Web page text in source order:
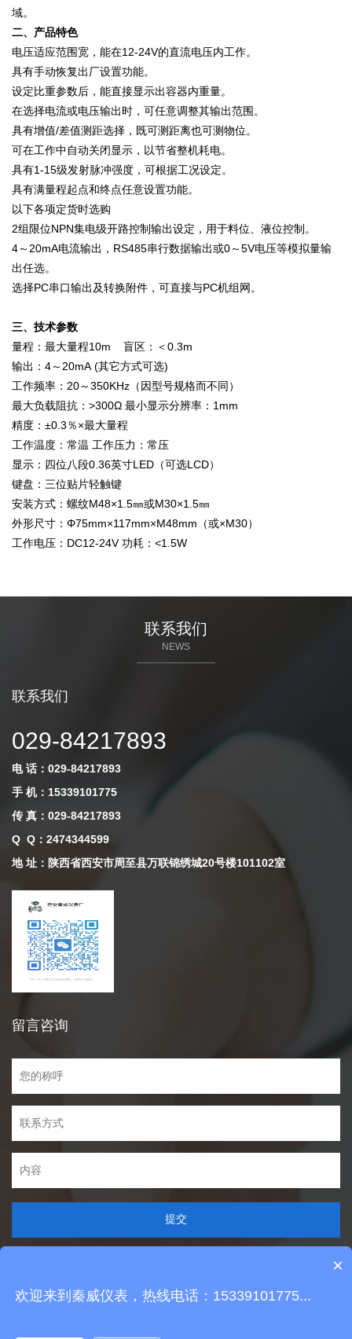
域。
二、产品特色
电压适应范围宽，能在12-24V的直流电压内工作。
具有手动恢复出厂设置功能。
设定比重参数后，能直接显示出容器内重量。
在选择电流或电压输出时，可任意调整其输出范围。
具有增值/差值测距选择，既可测距离也可测物位。
可在工作中自动关闭显示，以节省整机耗电。
具有1-15级发射脉冲强度，可根据工况设定。
具有满量程起点和终点任意设置功能。
以下各项定货时选购
2组限位NPN集电级开路控制输出设定，用于料位、液位控制。
4～20mA电流输出，RS485串行数据输出或0～5V电压等模拟量输
出任选。
选择PC串口输出及转换附件，可直接与PC机组网。
三、技术参数
量程：最大量程10m 盲区：＜0.3m
输出：4～20mA (其它方式可选)
工作频率：20～350KHz（因型号规格而不同）
最大负载阻抗：>300Ω 最小显示分辨率：1mm
精度：±0.3％×最大量程
工作温度：常温 工作压力：常压
显示：四位八段0.36英寸LED（可选LCD）
键盘：三位贴片轻触键
安装方式：螺纹M48×1.5㎜或M30×1.5㎜
外形尺寸：Φ75mm×117mm×M48mm（或×M30）
工作电压：DC12-24V 功耗：<1.5W
联系我们
NEWS
联系我们
029-84217893
电 话：029-84217893
手 机：15339101775
传 真：029-84217893
Q Q ： 2474344599
地 址：陕西省西安市周至县万联锦绣城20号楼101102室
留言咨询
提交
Copyright © 2021 029qw.com All Rights Reserved
×
欢迎来到秦威仪表，热线电话：15339101775...